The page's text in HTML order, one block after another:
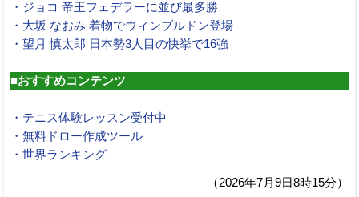
・ジョコ 帝王フェデラーに並び最多勝
・大坂 なおみ 着物でウィンブルドン登場
・望月 慎太郎 日本勢3人目の快挙で16強
■おすすめコンテンツ
・テニス体験レッスン受付中
・無料ドロー作成ツール
・世界ランキング
（2026年7月9日8時15分）